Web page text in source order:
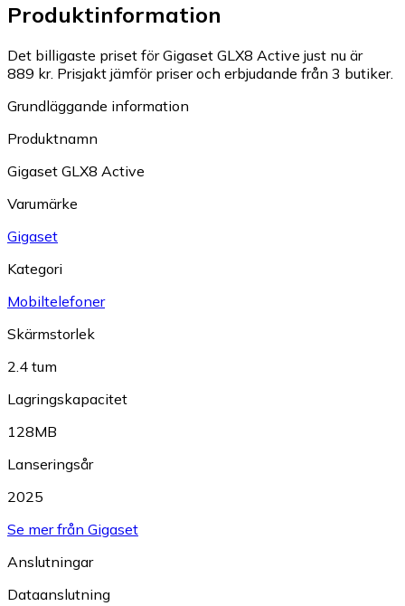
Produktinformation
Det billigaste priset för Gigaset GLX8 Active just nu är
889 kr. Prisjakt jämför priser och erbjudande från 3 butiker.
Grundläggande information
Produktnamn
Gigaset GLX8 Active
Varumärke
Gigaset
Kategori
Mobiltelefoner
Skärmstorlek
2.4 tum
Lagringskapacitet
128MB
Lanseringsår
2025
Se mer från Gigaset
Anslutningar
Dataanslutning